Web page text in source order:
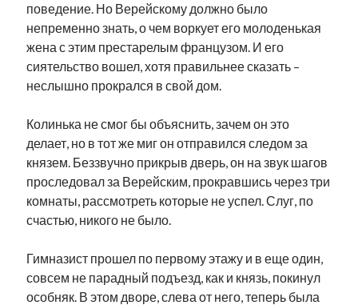
поведение. Но Верейскому должно было
непременно знать, о чем воркует его молоденькая
жена с этим престарелым французом. И его
сиятельство вошел, хотя правильнее сказать –
неслышно прокрался в свой дом.
Колинька не смог бы объяснить, зачем он это
делает, но в тот же миг он отправился следом за
князем. Беззвучно прикрыв дверь, он на звук шагов
проследовал за Верейским, прокравшись через три
комнаты, рассмотреть которые не успел. Слуг, по
счастью, никого не было.
Гимназист прошел по первому этажу и в еще один,
совсем не парадный подъезд, как и князь, покинул
особняк. В этом дворе, слева от него, теперь была